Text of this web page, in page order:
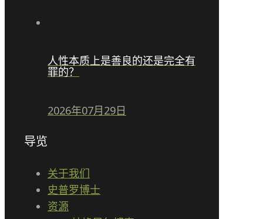
人性本质上是善良的还是完全有
罪的？
2026年07月29日
导览
关于我们
史普罗博士
资源